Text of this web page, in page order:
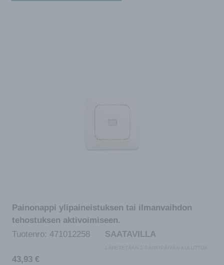
Painonappi ylipaineistuksen tai ilmanvaihdon
tehostuksen aktivoimiseen.
Tuotenro: 471012258 SAATAVILLA
LÄHETETÄÄN 2-5 ARKIPÄIVÄN KULUTTUA
43,93 €